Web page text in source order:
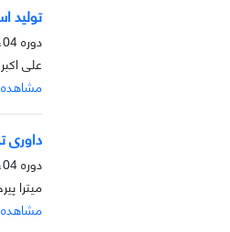
تولید
دوره 04، شماره 2، آذر 1393، صفحه
علی
دوره 04، شماره 2، آذر 1393، صفحه
میترا